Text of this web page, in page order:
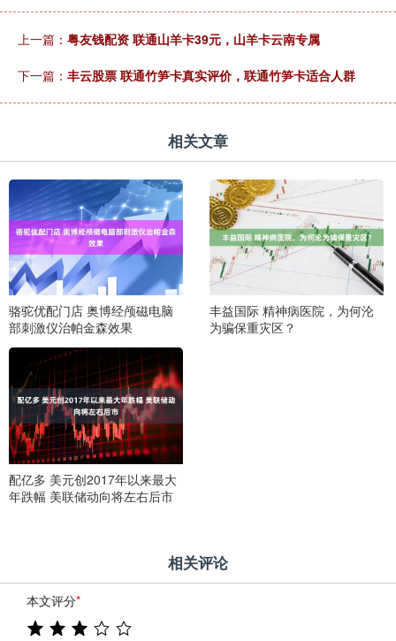
上一篇： 粤友钱配资 联通山羊卡39元，山羊卡云南专属
下一篇： 丰云股票 联通竹笋卡真实评价，联通竹笋卡适合人群
相关文章
骆驼优配门店 奥博经颅磁电脑
部刺激仪治帕金森效果
丰益国际 精神病医院，为何沦
为骗保重灾区？
配亿多 美元创2017年以来最大
年跌幅 美联储动向将左右后市
相关评论
本文评分*